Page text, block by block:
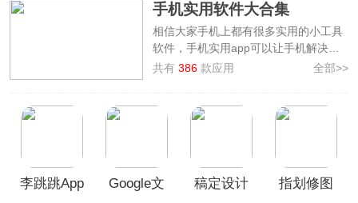
手机实用软件大合集
相信大家手机上都有很多实用的小工具
软件，手机实用app可以让手机解决很
多我们生活中的麻烦。为此，本站专门
设计排版神器——稿定设计app、多功
件涉及的实用功能广泛、全面，让我们
一起来看看这里面有没有你需要的应用
共有386 款应用 全部>>
李跳跳App
Google文
稿定设计
指划修图